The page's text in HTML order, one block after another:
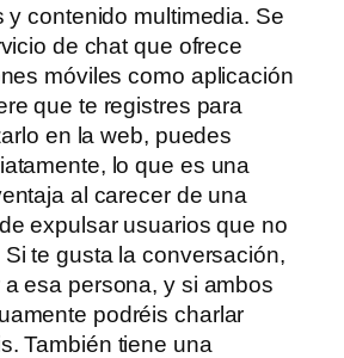
y contenido multimedia. Se
de chat que ofrece
móviles como aplicación
que te registres para
en la web, puedes
lo que es una
al carecer de una
expulsar usuarios que no
te gusta la conversación,
esa persona, y si ambos
podréis charlar
También tiene una